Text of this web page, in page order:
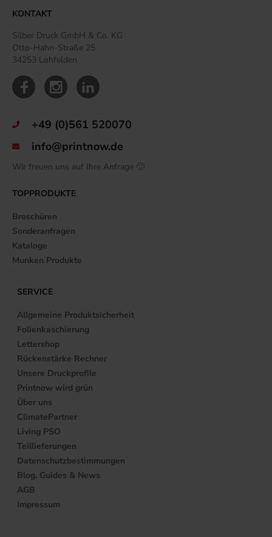
KONTAKT
Silber Druck GmbH & Co. KG
Otto-Hahn-Straße 25
34253 Lohfelden
+49 (0)561 520070
info@printnow.de
Wir freuen uns auf Ihre Anfrage 🙂
TOPPRODUKTE
Broschüren
Sonderanfragen
Kataloge
Munken Produkte
SERVICE
Allgemeine Produktsicherheit
Folienkaschierung
Lettershop
Rückenstärke Rechner
Unsere Druckprofile
Printnow wird grün
Über uns
ClimatePartner
Living PSO
Teillieferungen
Datenschutzbestimmungen
Blog, Guides & News
AGB
Impressum